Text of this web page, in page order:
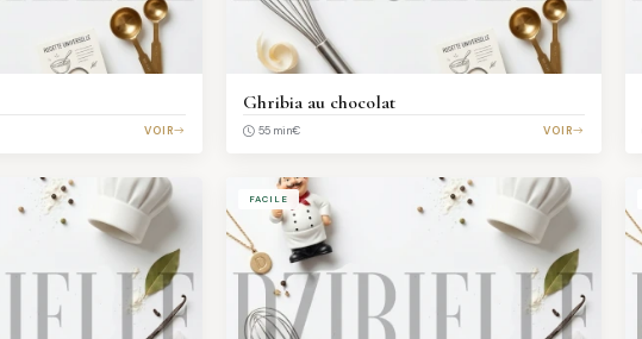
VOIR
Ghribia au chocolat
55 min€ VOIR
FACILE